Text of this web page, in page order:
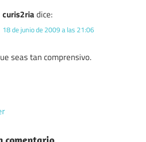
curis2riadice:
18 de junio de 2009 a las 21:06
seas tan comprensivo.